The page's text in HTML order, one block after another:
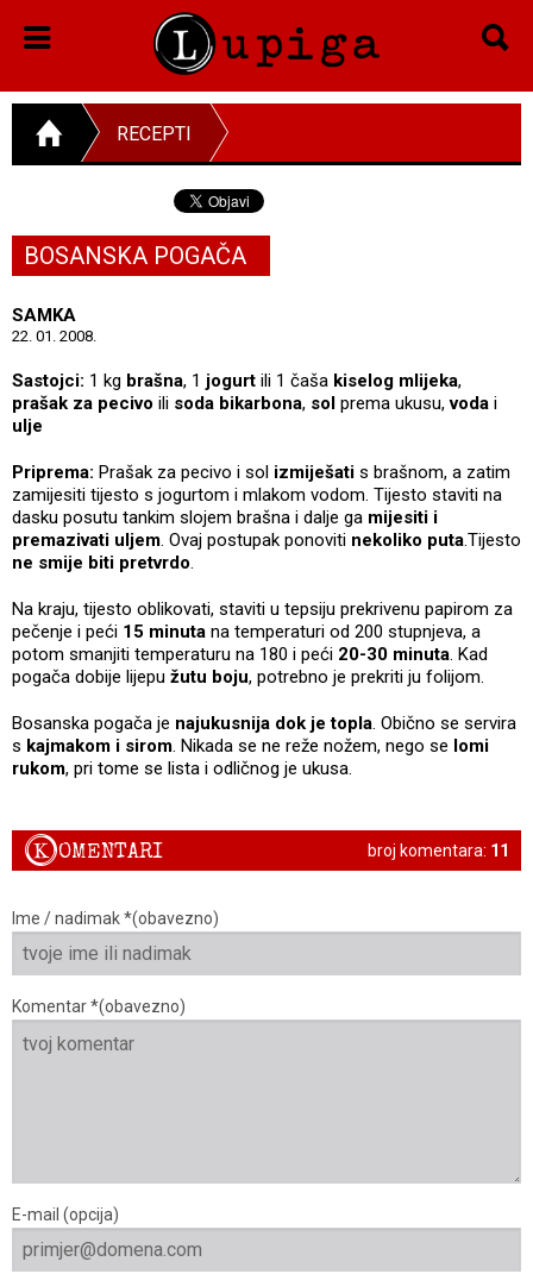
RECEPTI
BOSANSKA POGAČA
SAMKA
22. 01. 2008.
Sastojci: 1 kg brašna, 1 jogurt ili 1 čaša kiselog mlijeka,
prašak za pecivo ili soda bikarbona, sol prema ukusu,voda i
ulje
Priprema: Prašak za pecivo i sol izmiješati s brašnom, a zatim
zamijesiti tijesto s jogurtom i mlakom vodom. Tijesto staviti na
dasku posutu tankim slojem brašna i dalje ga mijesiti i
premazivati uljem. Ovaj postupak ponoviti nekoliko puta.Tijesto
ne smije biti pretvrdo.
Na kraju, tijesto oblikovati, staviti u tepsiju prekrivenu papirom za
pečenje i peći 15 minuta na temperaturi od 200 stupnjeva, a
potom smanjiti temperaturu na 180 i peći 20-30 minuta. Kad
pogača dobije lijepu žutu boju, potrebno je prekriti ju folijom.
Bosanska pogača je najukusnija dok je topla. Obično se servira
s kajmakom i sirom. Nikada se ne reže nožem, nego se lomi
rukom, pri tome se lista i odličnog je ukusa.
broj komentara: 11
KOMENTARI
Ime / nadimak *(obavezno)
Komentar *(obavezno)
E-mail (opcija)